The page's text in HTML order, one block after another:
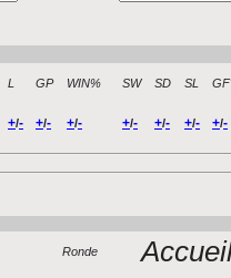
L GP WIN% SW SD SL
+/- +/- +/- +/- +/- +/- +/-
Ronde